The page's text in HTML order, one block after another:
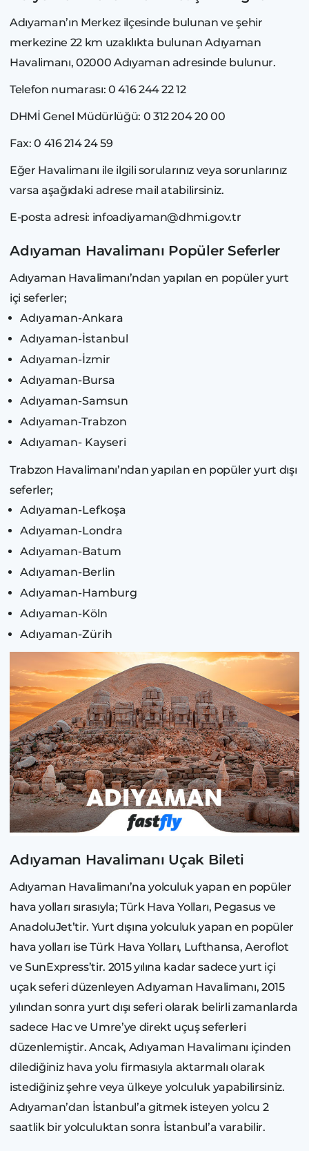
Adıyaman’ın Merkez ilçesinde bulunan ve şehir
merkezine 22 km uzaklıkta bulunan Adıyaman
Havalimanı, 02000 Adıyaman adresinde bulunur.
Telefon numarası: 0 416 244 22 12
DHMİ Genel Müdürlüğü: 0 312 204 20 00
Fax: 0 416 214 24 59
Eğer Havalimanı ile ilgili sorularınız veya sorunlarınız
varsa aşağıdaki adrese mail atabilirsiniz.
E-posta adresi: infoadiyaman@dhmi.gov.tr
Adıyaman Havalimanı Popüler Seferler
Adıyaman Havalimanı’ndan yapılan en popüler yurt
içi seferler;
Adıyaman-Ankara
Adıyaman-İstanbul
Adıyaman-İzmir
Adıyaman-Bursa
Adıyaman-Samsun
Adıyaman-Trabzon
Adıyaman- Kayseri
Trabzon Havalimanı’ndan yapılan en popüler yurt dışı
seferler;
Adıyaman-Lefkoşa
Adıyaman-Londra
Adıyaman-Batum
Adıyaman-Berlin
Adıyaman-Hamburg
Adıyaman-Köln
Adıyaman-Zürih
Adıyaman Havalimanı Uçak Bileti
Adıyaman Havalimanı’na yolculuk yapan en popüler
hava yolları sırasıyla; Türk Hava Yolları, Pegasus ve
AnadoluJet’tir. Yurt dışına yolculuk yapan en popüler
hava yolları ise Türk Hava Yolları, Lufthansa, Aeroflot
ve SunExpress’tir. 2015 yılına kadar sadece yurt içi
uçak seferi düzenleyen Adıyaman Havalimanı, 2015
yılından sonra yurt dışı seferi olarak belirli zamanlarda
sadece Hac ve Umre’ye direkt uçuş seferleri
düzenlemiştir. Ancak, Adıyaman Havalimanı içinden
dilediğiniz hava yolu firmasıyla aktarmalı olarak
istediğiniz şehre veya ülkeye yolculuk yapabilirsiniz.
Adıyaman’dan İstanbul’a gitmek isteyen yolcu 2
saatlik bir yolculuktan sonra İstanbul’a varabilir.